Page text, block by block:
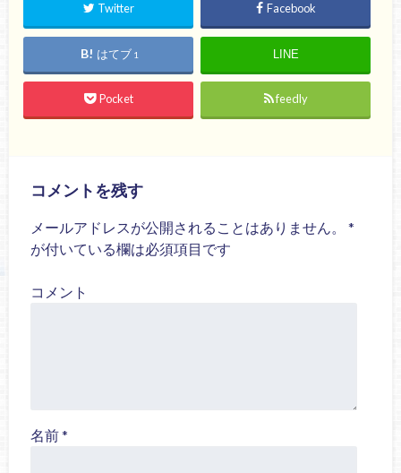
Twitter Facebook
はてブ 1 LINE
Pocket feedly
コメントを残す
メールアドレスが公開されることはありません。
*
が付いている欄は必須項目です
コメント
名前*